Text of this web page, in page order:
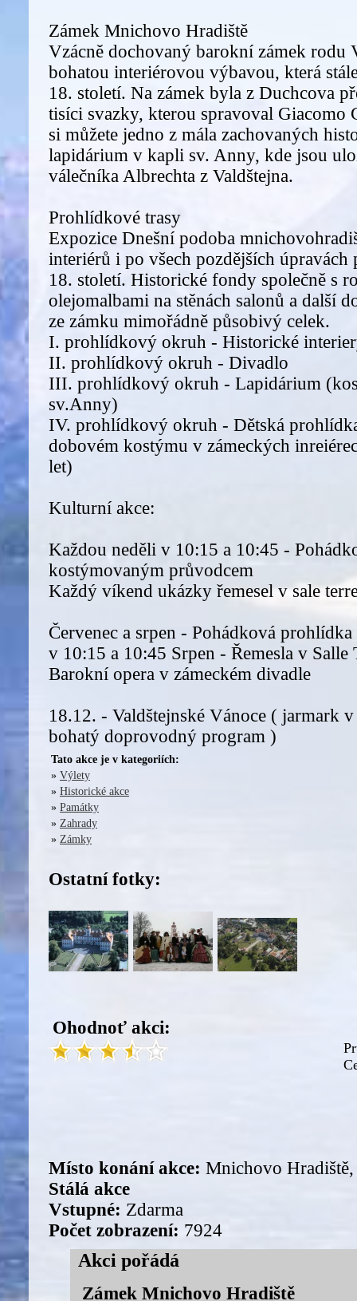
Zámek Mnichovo Hradiště
Vzácně dochovaný barokní zámek rodu
bohatou interiérovou výbavou, která
18. století. Na zámek byla z Duchcova
tisíci svazky, kterou spravoval Giacomo
si můžete jedno z mála zachovaných
lapidárium v kapli sv. Anny, kde jsou
válečníka Albrechta z Valdštejna.
Prohlídkové trasy
Expozice Dnešní podoba
interiérů i po všech pozdějších úpravách
18. století. Historické fondy společně s
olejomalbami na stěnách salonů a další
ze zámku mimořádně působivý celek.
I. prohlídkový okruh - Historické
II. prohlídkový okruh - Divadlo
III. prohlídkový okruh - Lapidárium
sv.Anny)
IV. prohlídkový okruh - Dětská
dobovém kostýmu v zámeckých
let)
Kulturní akce:
Každou neděli v 10:15 a 10:45 -
kostýmovaným průvodcem
Každý víkend ukázky řemesel v sale
Červenec a srpen - Pohádková
v 10:15 a 10:45 Srpen - Řemesla v
Barokní opera v zámeckém divadle
18.12. - Valdštejnské Vánoce ( jarmark
bohatý doprovodný program )
Tato akce je v kategoriích:
» Výlety
» Historické akce
» Památky
» Zahrady
» Zámky
Ostatní fotky:
Ohodnoť akci:
Místo konání akce: Mnichovo
Stálá akce
Vstupné: Zdarma
Počet zobrazení: 7924
Akci pořádá
Zámek Mnichovo Hradiště